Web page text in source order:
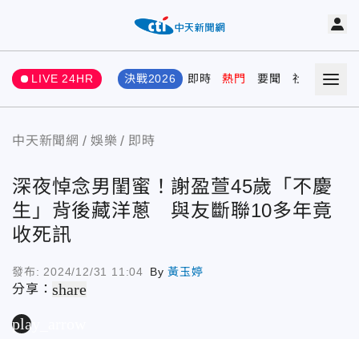
LIVE 24HR 決戰2026 即時 熱門 要聞 社會 娛樂
中天新聞網 娛樂 即時
深夜悼念男閨蜜！謝盈萱45歲「不慶
生」背後藏洋蔥 與友斷聯10多年竟
收死訊
發布: 2024/12/31 11:04 By黃玉婷
分享：share
play_arrow